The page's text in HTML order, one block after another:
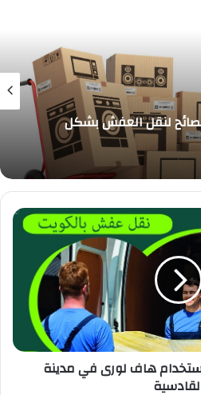
لنقل العفش بشكل
هاف لورى في مدينة